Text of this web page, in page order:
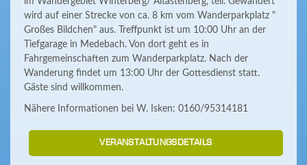
wird auf einer Strecke von ca. 8 km vom Wanderparkplatz "
Großes Bildchen" aus. Treffpunkt ist um 10:00 Uhr an der
Tiefgarage in Medebach. Von dort geht es in
Fahrgemeinschaften zum Wanderparkplatz. Nach der
Wanderung findet um 13:00 Uhr der Gottesdienst statt.
Gäste sind willkommen.
Nähere Informationen bei W. Isken: 0160/95314181
VERANSTALTUNGSDETAILS